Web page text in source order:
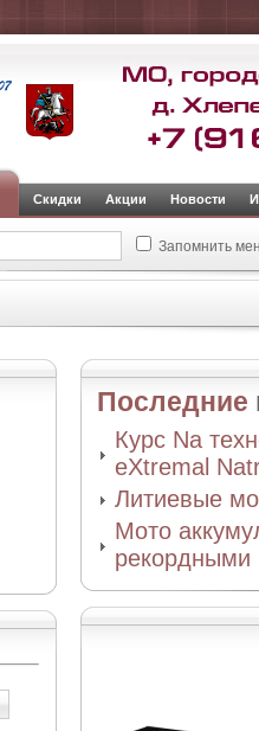
Скидки Акции Новости
Запомнить
Последние
Курс Na
eXtremal
Литиевые
Мото
рекордными